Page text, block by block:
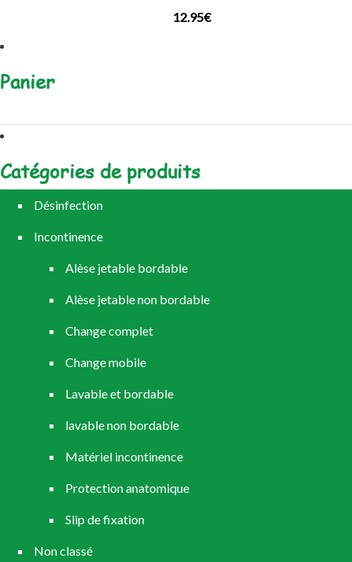
12.95€
Panier
Catégories de produits
Désinfection
Incontinence
Alèse jetable bordable
Alèse jetable non bordable
Change complet
Change mobile
Lavable et bordable
lavable non bordable
Matériel incontinence
Protection anatomique
Slip de fixation
Non classé